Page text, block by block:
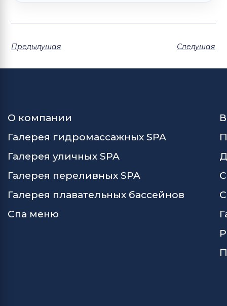
Предыдущая Следущая
О компании
Галерея гидромассажных SPA
Галерея уличных SPA
Галерея переливных SPA
Галерея плавательных бассейнов
Спа меню